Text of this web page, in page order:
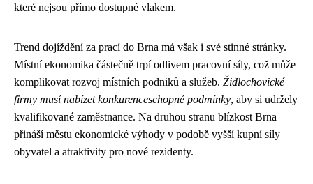
které nejsou přímo dostupné vlakem.
Trend dojíždění za prací do Brna má však i své stinné stránky.
Místní ekonomika částečně trpí odlivem pracovní síly, což může
komplikovat rozvoj místních podniků a služeb. Židlochovické
firmy musí nabízet konkurenceschopné podmínky, aby si udržely
kvalifikované zaměstnance. Na druhou stranu blízkost Brna
přináší městu ekonomické výhody v podobě vyšší kupní síly
obyvatel a atraktivity pro nové rezidenty.